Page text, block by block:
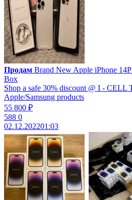
Продам Brand New Apple iPhone
Box
Shop a safe 30% discount @ I - CELL
Apple/Samsung products
55 800 ₽
588 0
02.12.202201:03